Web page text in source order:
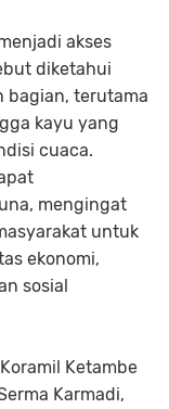
akses
diketahui
bagian, terutama
kayu yang
cuaca.
mengingat
untuk
ekonomi,
sosial
Ketambe
Karmadi,